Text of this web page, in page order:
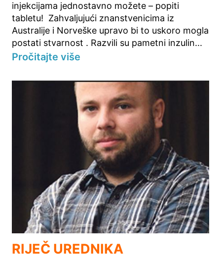
injekcijama jednostavno možete – popiti
tabletu! Zahvaljujući znanstvenicima iz
Australije i Norveške upravo bi to uskoro mogla
postati stvarnost . Razvili su pametni inzulin...
Pročitajte više
RIJEČ UREDNIKA